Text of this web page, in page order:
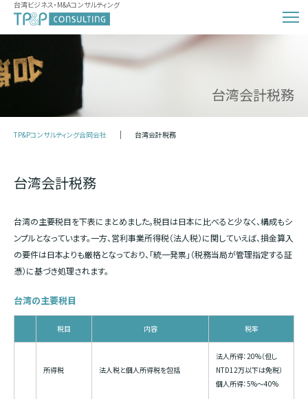
台湾ビジネス・M&Aコンサルティング
台湾会計税務
TP&Pコンサルティング合同会社 台湾会計税務
台湾会計税務
台湾の主要税目を下表にまとめました。税目は日本に比べると少なく、構成もシ
ンプルとなっています。一方、営利事業所得税（法人税）に関していえば、損金算入
の要件は日本よりも厳格となっており、「統一発票」（税務当局が管理指定する証
憑）に基づき処理されます。
台湾の主要税目
税目 内容 税率
所得税 法人税と個人所得税を包括
法人所得：20%（但し
NTD12万以下は免税）
個人所得：5%～40%